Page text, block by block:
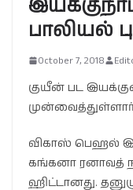
பாலியல்
October 7, 2018
குயீன் பட
விகாஸ் பெஹல்
கங்கனா ரனாவத்
ஹிட்டானது.